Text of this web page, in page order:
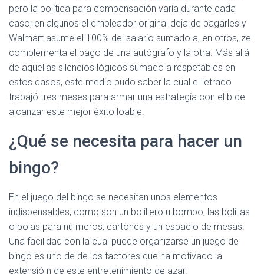
pero la política para compensación varía durante cada
caso; en algunos el empleador original deja de pagarles y
Walmart asume el 100% del salario sumado a, en otros, ze
complementa el pago de una autógrafo y la otra. Más allá
de aquellas silencios lógicos sumado a respetables en
estos casos, este medio pudo saber la cual el letrado
trabajó tres meses para armar una estrategia con el b de
alcanzar este mejor éxito loable.
¿Qué se necesita para hacer un
bingo?
En el juego del bingo se necesitan unos elementos
indispensables, como son un bolillero u bombo, las bolillas
o bolas para nú meros, cartones y un espacio de mesas.
Una facilidad con la cual puede organizarse un juego de
bingo es uno de de los factores que ha motivado la
extensió n de este entretenimiento de azar.